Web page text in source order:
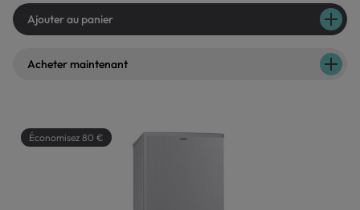
Ajouter au panier
Acheter maintenant
Économisez 80 €